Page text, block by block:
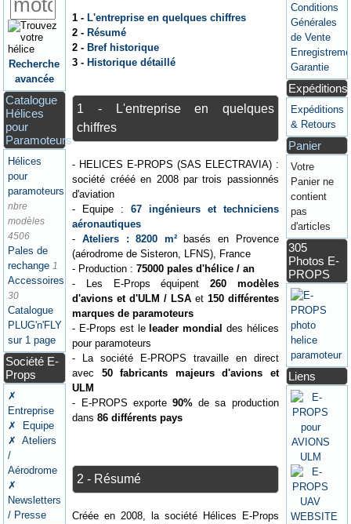
Recherche
avancée
Catalogue
Hélices
pour
Paramoteurs
Hélices
pour
paramoteurs
nbre
modèles
4506
Pales de
rechange 1
Accessoires
30
Catalogue
PLUG'n'FLY
sur 1 page
Société E-
Props
✗
Entreprise
✗ Equipe
✗ Ateliers
/
Aérodrome
✗
Newsletters
/ Presse
1 -L'entreprise en quelques chiffres
2 -Résumé
2 -Bref historique
3 -Historique détaillé
1 - L'entreprise en quelques
chiffres
- HELICES E-PROPS (SAS ELECTRAVIA) :
société crééé en 2008 par trois passionnés
d'aviation
- Equipe : 67 ingénieurs et techniciens
aéronautiques
- Ateliers : 8200 m²basés en Provence
(aérodrome de Sisteron, LFNS), France
- Production :75000 pales d'hélice / an
- Les E-Props équipent260 modèles
d'avions et d'ULM / LSAet 150 différentes
marques de paramoteurs
- E-Props est le leader mondial des hélices
pour paramoteurs
- La société E-PROPS travaille en direct
avec 50 fabricants majeurs d'avions et
ULM
- E-PROPS exporte 90% de sa production
dans86 différents pays
2 - Résumé
Créée en 2008, la société Hélices E-Props
Conditions
Générales
de Vente
Garantie
Expéditions
Expéditions
& Retours
Panier
Votre
Panier ne
contient
pas
d'articles
305
Photos E-
PROPS
Liens